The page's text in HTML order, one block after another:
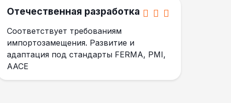
Отечественная разработка
Соответствует требованиям
импортозамещения. Развитие и
адаптация под стандарты FERMA, PMI,
AACE